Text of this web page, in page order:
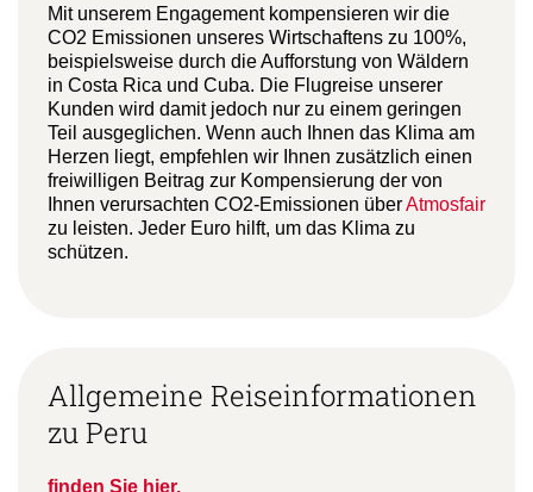
Mit unserem Engagement kompensieren wir die
CO2 Emissionen unseres Wirtschaftens zu 100%,
beispielsweise durch die Aufforstung von Wäldern
in Costa Rica und Cuba. Die Flugreise unserer
Kunden wird damit jedoch nur zu einem geringen
Teil ausgeglichen. Wenn auch Ihnen das Klima am
Herzen liegt, empfehlen wir Ihnen zusätzlich einen
freiwilligen Beitrag zur Kompensierung der von
Ihnen verursachten CO2-Emissionen überAtmosfair
zu leisten. Jeder Euro hilft, um das Klima zu
schützen.
Allgemeine Reiseinformationen
zu Peru
finden Sie hier.